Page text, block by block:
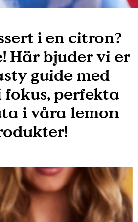
i en citron?
Här bjuder vi er
guide med
perfekta
i våra lemon